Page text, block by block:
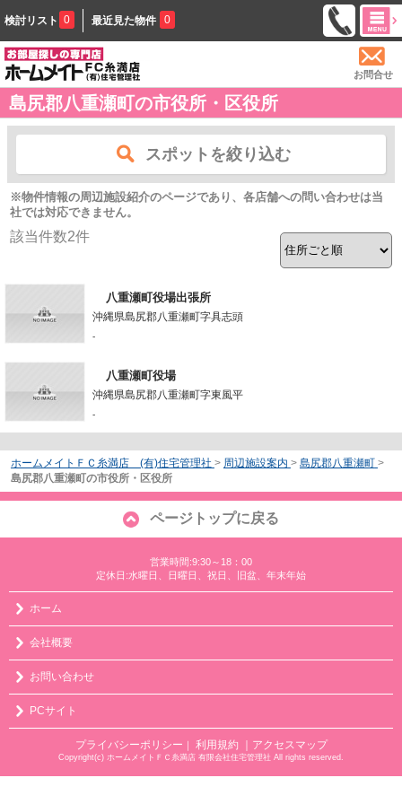
検討リスト 0 最近見た物件 0
お問合せ
島尻郡八重瀬町の市役所・区役所
スポットを絞り込む
※物件情報の周辺施設紹介のページであり、各店舗への問い合わせは当
社では対応できません。
該当件数2件
八重瀬町役場出張所
沖縄県島尻郡八重瀬町字具志頭
-
八重瀬町役場
沖縄県島尻郡八重瀬町字東風平
-
ホームメイトＦＣ糸満店 (有)住宅管理社 > 周辺施設案内 > 島尻郡八重瀬町 >
島尻郡八重瀬町の市役所・区役所
ページトップに戻る
営業時間:9:30～18：00
定休日:水曜日、日曜日、祝日、旧盆、年末年始
ホーム
会社概要
お問い合わせ
PCサイト
プライバシーポリシー ｜ 利用規約 ｜アクセスマップ
Copyright(c) ホームメイトＦＣ糸満店 有限会社住宅管理社 All rights reserved.